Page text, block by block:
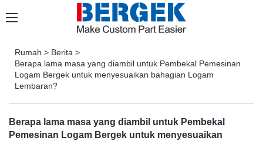
Rumah > Berita >
Berapa lama masa yang diambil untuk Pembekal Pemesinan
Logam Bergek untuk menyesuaikan bahagian Logam
Lembaran?
Berapa lama masa yang diambil untuk Pembekal
Pemesinan Logam Bergek untuk menyesuaikan